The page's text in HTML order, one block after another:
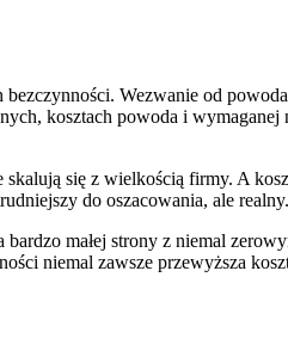
bezczynności. Wezwanie od
kosztach powoda i
skalują się z wielkością firmy. A
do oszacowania, ale realny.
małej strony z niemal
niemal zawsze przewyższa